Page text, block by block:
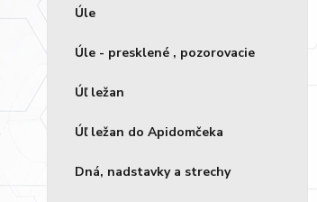
Úle
Úle - presklené , pozorovacie
Úľ ležan
Úľ ležan do Apidomčeka
Dná, nadstavky a strechy